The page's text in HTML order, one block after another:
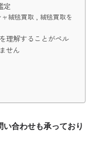
定
絨毯買取 , 絨毯買取を
理解することがペル
せん
合わせも承っており